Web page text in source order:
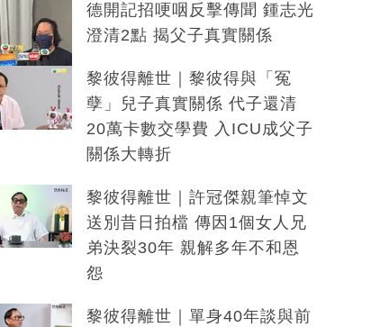
德開記招哽咽反擊傳聞 鍾志光
澄清2點 揭父子真實關係
黎彼得離世｜黎彼得與「冤
孽」兒子真實關係 代子還清
20萬卡數交學費 入ICU成父子
關係大轉折
黎彼得離世｜許冠傑親筆悼文
送別昔日拍檔 傳因1個女人兄
弟決裂30年 親解多年不和恩
怨
黎彼得離世｜單身40年談與前